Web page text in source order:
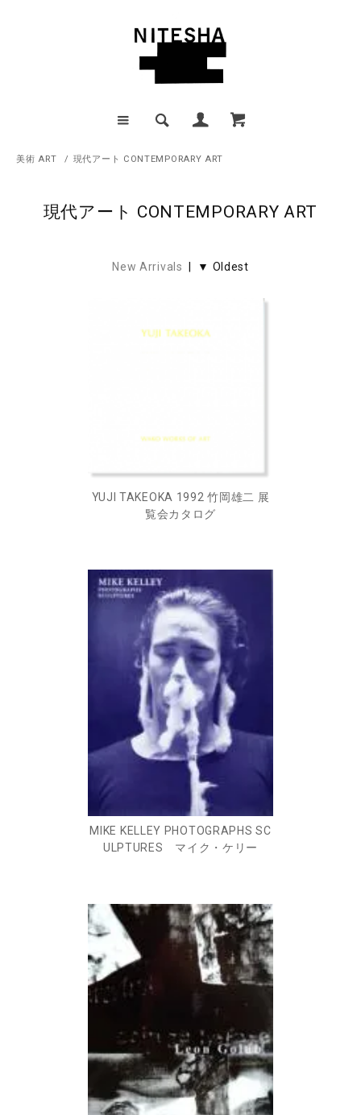
美術 ART / 現代アート CONTEMPORARY ART
現代アート CONTEMPORARY ART
New Arrivals | ▼ Oldest
YUJI TAKEOKA 1992 竹岡雄二 展
覧会カタログ
MIKE KELLEY PHOTOGRAPHS SC
ULPTURES マイク・ケリー